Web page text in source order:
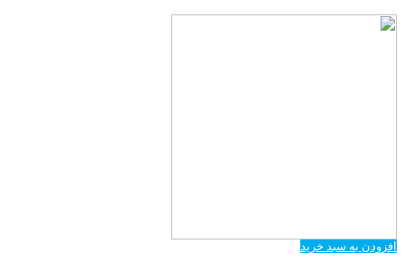
افزودن به سبد خرید